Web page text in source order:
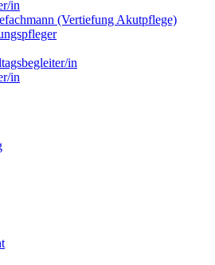
in
(Vertiefung Akutpflege)
in
in